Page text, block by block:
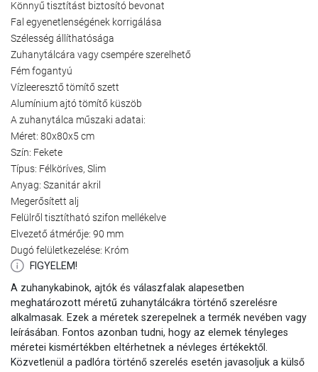
Könnyű tisztítást biztosító bevonat
Fal egyenetlenségének korrigálása
Szélesség állíthatósága
Zuhanytálcára vagy csempére szerelhető
Fém fogantyú
Vízleeresztő tömítő szett
Alumínium ajtó tömítő küszöb
A zuhanytálca műszaki adatai:
Méret: 80x80x5 cm
Szín: Fekete
Típus: Félköríves, Slim
Anyag: Szanitár akril
Megerősített alj
Felülről tisztítható szifon mellékelve
Elvezető átmérője: 90 mm
Dugó felületkezelése: Króm
FIGYELEM!
A zuhanykabinok, ajtók és válaszfalak alapesetben
meghatározott méretű zuhanytálcákra történő szerelésre
alkalmasak. Ezek a méretek szerepelnek a termék nevében vagy
leírásában. Fontos azonban tudni, hogy az elemek tényleges
méretei kismértékben eltérhetnek a névleges értékektől.
Közvetlenül a padlóra történő szerelés esetén javasoljuk a külső